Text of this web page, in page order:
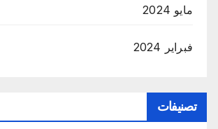
مايو 2024
فبراير 2024
تصنيفات